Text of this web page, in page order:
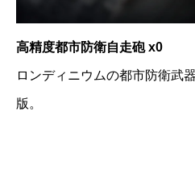
高精度都市防衛自走砲 x0
ロンディニウムの都市防衛武
版。